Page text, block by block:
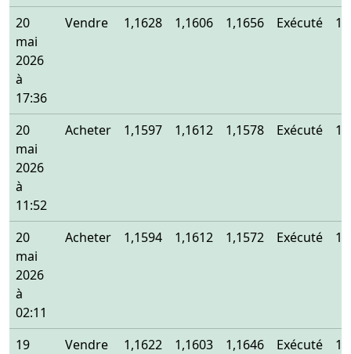
20
mai
2026
à
17:36
Vendre 1,1628 1,1606 1,1656 Exécuté
20
mai
2026
à
11:52
Acheter 1,1597 1,1612 1,1578 Exécuté
20
mai
2026
à
02:11
Acheter 1,1594 1,1612 1,1572 Exécuté
19
Vendre 1,1622 1,1603 1,1646 Exécuté